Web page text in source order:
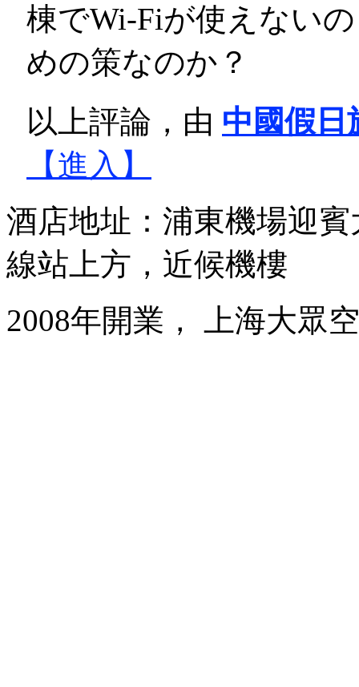
棟でWi-Fiが使えない
めの策なのか？
以上評論，由 中國假日
【進入】
酒店地址：浦東機場迎
線站上方，近候機樓
2008年開業， 上海大